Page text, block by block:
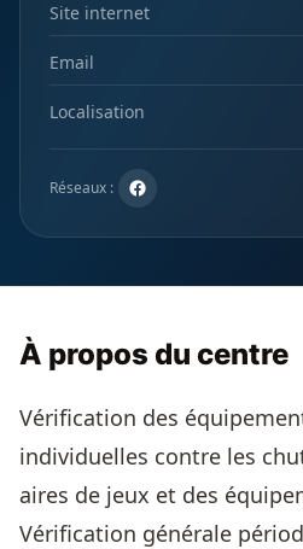
Site internet
Email
Localisation
Réseaux :
À propos du centre
Vérification des
individuelles contre les
aires de jeux et des
Vérification générale